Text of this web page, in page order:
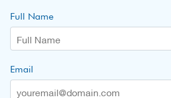
Full Name
Email